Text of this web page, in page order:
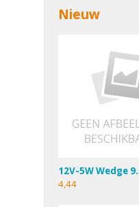
Nieuw
12V-5W Wedge
4,44